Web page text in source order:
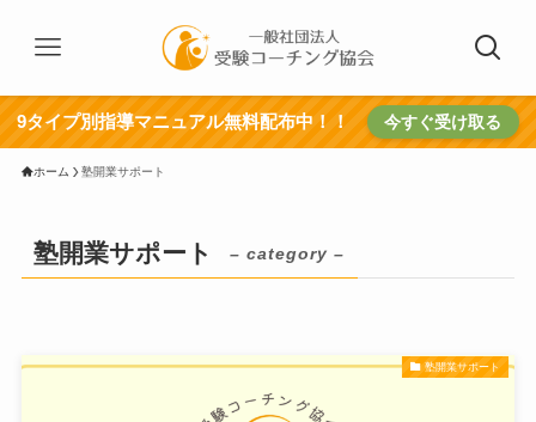
9タイプ別指導マニュアル無料配布中！！ 今すぐ受け取る
ホーム 塾開業サポート
塾開業サポート – category –
塾開業サポート